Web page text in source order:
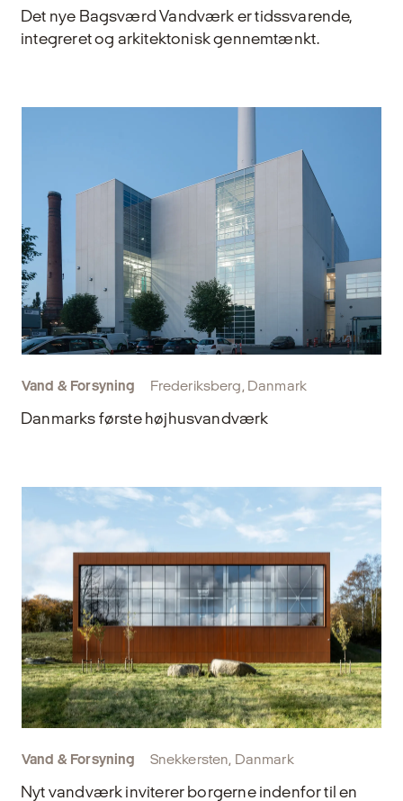
Det nye Bagsværd Vandværk er tidssvarende,
integreret og arkitektonisk gennemtænkt.
Vand & Forsyning Frederiksberg, Danmark
Danmarks første højhusvandværk
Vand & Forsyning Snekkersten, Danmark
Nyt vandværk inviterer borgerne indenfor til en